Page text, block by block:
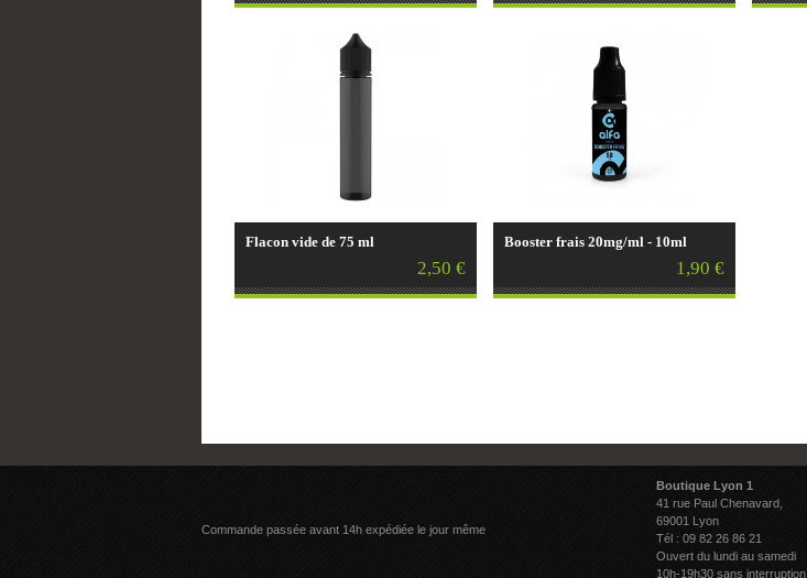
Flacon vide de 75 ml
2,50 €
Booster frais 20mg/ml - 10ml
1,90 €
Commande passée avant 14h expédiée le jour même
Boutique Lyon 1
41 rue Paul Chenavard,
69001 Lyon
Tél : 09 82 26 86 21
Ouvert du lundi au samedi
10h-19h30 sans interruption